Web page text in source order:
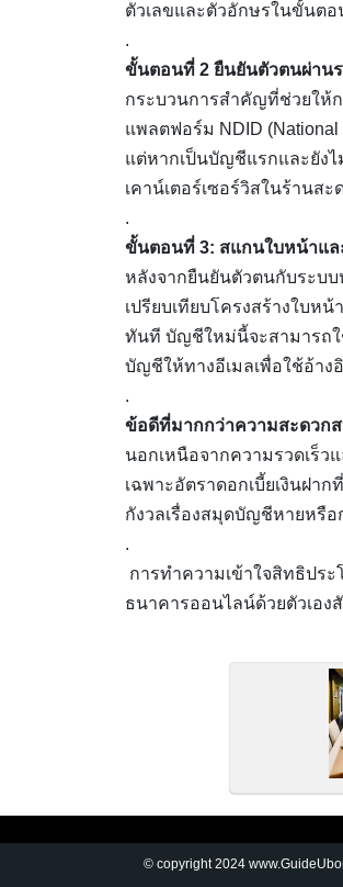
ตัวเลขและตัวอักษรในขั้นต
.
ขั้นตอนที่ 2 ยืนยันตัวตนผ่าน
กระบวนการสำคัญที่ช่วยให้
แพลตฟอร์ม NDID
แต่หากเป็นบัญชีแรกและยัง
เคาน์เตอร์เซอร์วิสในร้านส
.
ขั้นตอนที่ 3: สแกนใบหน้าแล
หลังจากยืนยันตัวตนกับระบบ
เปรียบเทียบโครงสร้างใบ
ทันที บัญชีใหม่นี้จะสามารถใ
บัญชีให้ทางอีเมลเพื่อใช้อ้าง
.
ข้อดีที่มากกว่าความสะดวก
นอกเหนือจากความรวดเร็
เฉพาะอัตราดอกเบี้ยเงินฝ
กังวลเรื่องสมุดบัญชีหายหรือ
.
การทำความเข้าใจสิทธิปร
ธนาคารออนไลน์ด้วยตัวเอ
© copyright 2024